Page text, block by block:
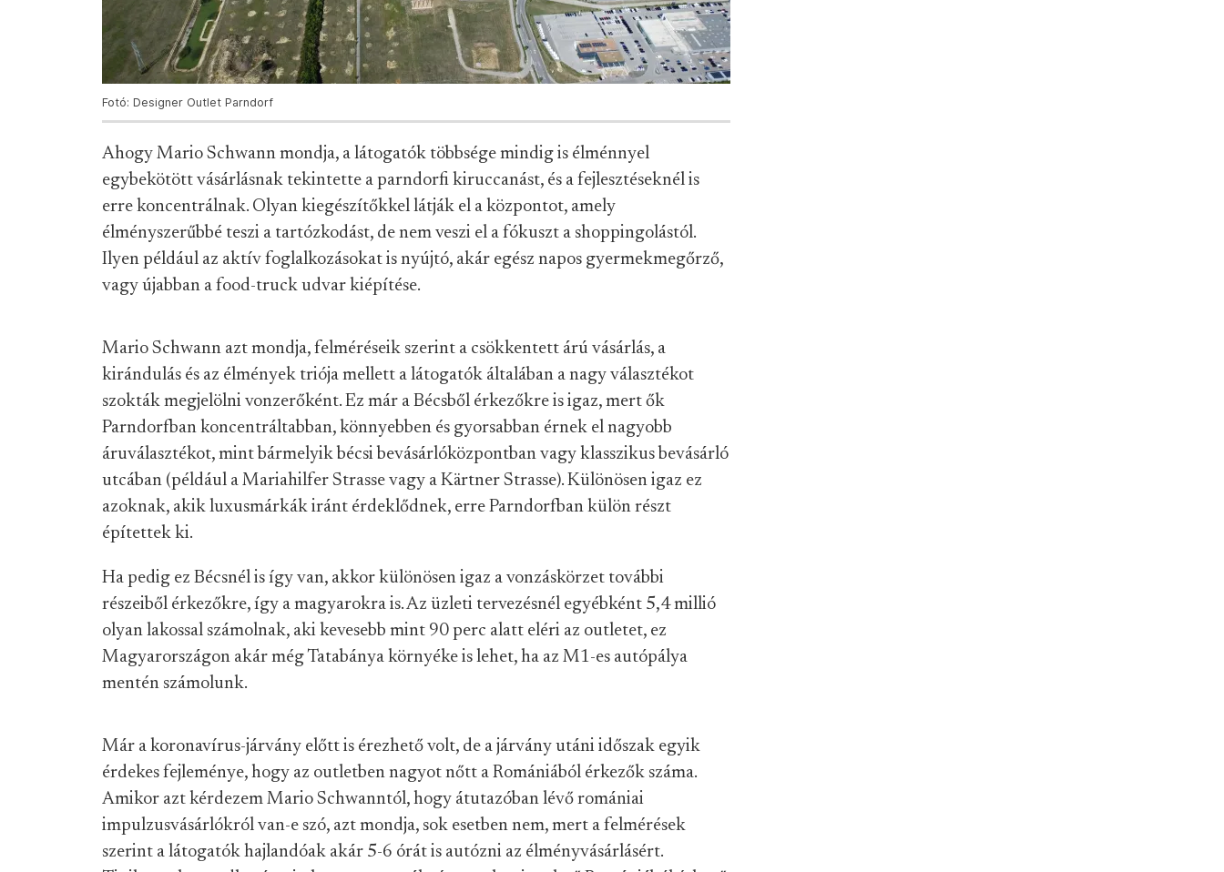
Fotó: Designer Outlet Parndorf
Ahogy Mario Schwann mondja, a látogatók többsége mindig is élménnyel
egybekötött vásárlásnak tekintette a parndorfi kiruccanást, és a fejlesztéseknél is
erre koncentrálnak. Olyan kiegészítőkkel látják el a központot, amely
élményszerűbbé teszi a tartózkodást, de nem veszi el a fókuszt a shoppingolástól.
Ilyen például az aktív foglalkozásokat is nyújtó, akár egész napos gyermekmegőrző,
vagy újabban a food-truck udvar kiépítése.
Mario Schwann azt mondja, felméréseik szerint a csökkentett árú vásárlás, a
kirándulás és az élmények triója mellett a látogatók általában a nagy választékot
szokták megjelölni vonzerőként. Ez már a Bécsből érkezőkre is igaz, mert ők
Parndorfban koncentráltabban, könnyebben és gyorsabban érnek el nagyobb
áruválasztékot, mint bármelyik bécsi bevásárlóközpontban vagy klasszikus bevásárló
utcában (például a Mariahilfer Strasse vagy a Kärtner Strasse). Különösen igaz ez
azoknak, akik luxusmárkák iránt érdeklődnek, erre Parndorfban külön részt
építettek ki.
Ha pedig ez Bécsnél is így van, akkor különösen igaz a vonzáskörzet további
részeiből érkezőkre, így a magyarokra is. Az üzleti tervezésnél egyébként 5,4 millió
olyan lakossal számolnak, aki kevesebb mint 90 perc alatt eléri az outletet, ez
Magyarországon akár még Tatabánya környéke is lehet, ha az M1-es autópálya
mentén számolunk.
Már a koronavírus-járvány előtt is érezhető volt, de a járvány utáni időszak egyik
érdekes fejleménye, hogy az outletben nagyot nőtt a Romániából érkezők száma.
Amikor azt kérdezem Mario Schwanntól, hogy átutazóban lévő romániai
impulzusvásárlókról van-e szó, azt mondja, sok esetben nem, mert a felmérések
szerint a látogatók hajlandóak akár 5-6 órát is autózni az élményvásárlásért.